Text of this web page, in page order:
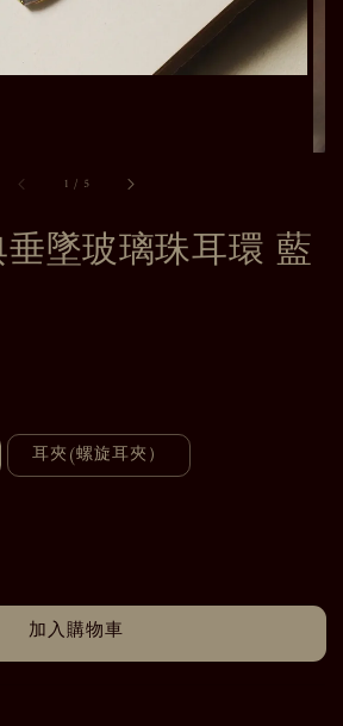
1 / 5
墜玻璃珠耳環 藍
耳夾(螺旋耳夾）
加入購物車